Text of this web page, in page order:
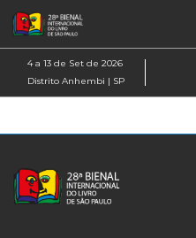
Pular
para
o
conteúdo
4 a 13 de Set de 2026
Distrito Anhembi | SP